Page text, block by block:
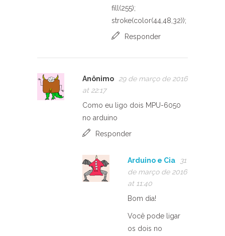
fill(255);
stroke(color(44,48,32));
Responder
Anônimo
29 de março de 2016
at 22:17
Como eu ligo dois MPU-6050
no arduino
Responder
Arduino e Cia
31
de março de 2016
at 11:40
Bom dia!
Você pode ligar
os dois no